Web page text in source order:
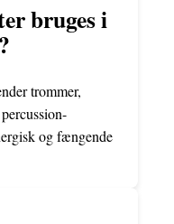
bruges i
trommer,
og fængende